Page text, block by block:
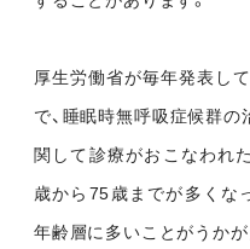
厚生労働省が毎年発表し
で、睡眠時無呼吸症候群の
関して診療がおこなわれ
歳から75歳までが多くな
年齢層に多いことがうかが